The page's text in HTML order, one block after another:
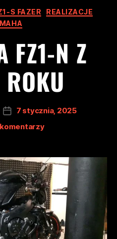
S FAZER
REALIZACJE
FZ1-N Z
7 stycznia, 2025